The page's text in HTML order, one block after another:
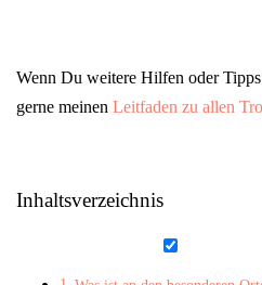
Wenn Du weitere Hilfen oder
gerne meinen Leitfaden zu allen
Inhaltsverzeichnis